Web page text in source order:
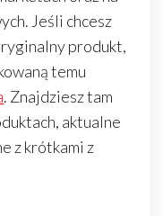
Jeśli chcesz
produkt,
temu
. Znajdziesz tam
aktualne
z krótkami z